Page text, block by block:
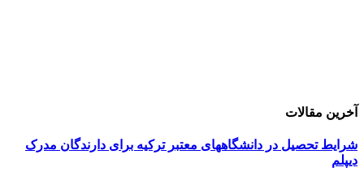
آخرین مقالات
شرایط تحصیل در دانشگاههای معتبر ترکیه برای دارندگان مدرک
دیپلم